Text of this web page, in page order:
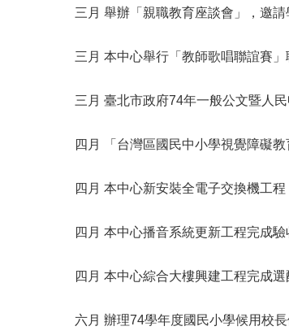
三月 舉辦「親職教育座談會」，邀
三月 本中心舉行「教師歌唱聯誼賽
三月 臺北市政府74年一般公文暨人
四月 「台灣區國民中小學視覺障礙
四月 本中心新安裝全電子交換機工程
四月 本中心播音系統更新工程完成驗
四月 本中心綜合大樓興建工程完成
六月 辦理74學年度國民小學候用校